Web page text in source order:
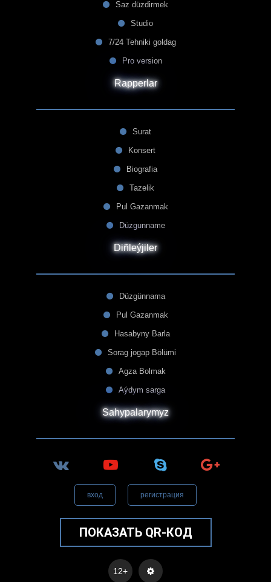
Saz düzdirmek
Studio
7/24 Tehniki goldag
Pro version
Rapperlar
Surat
Konsert
Biografia
Tazelik
Pul Gazanmak
Düzgunname
Diñleýjiler
Düzgünnama
Pul Gazanmak
Hasabyny Barla
Sorag jogap Bölümi
Agza Bolmak
Aýdym sarga
Sahypalarymyz
вход регистрация
ПОКАЗАТЬ QR-КОД
12+